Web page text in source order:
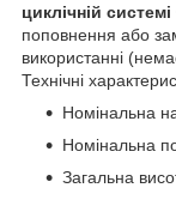
циклічній системі
поповнення або
використанні
Технічні
Номінальна
Номінальна
Загальна